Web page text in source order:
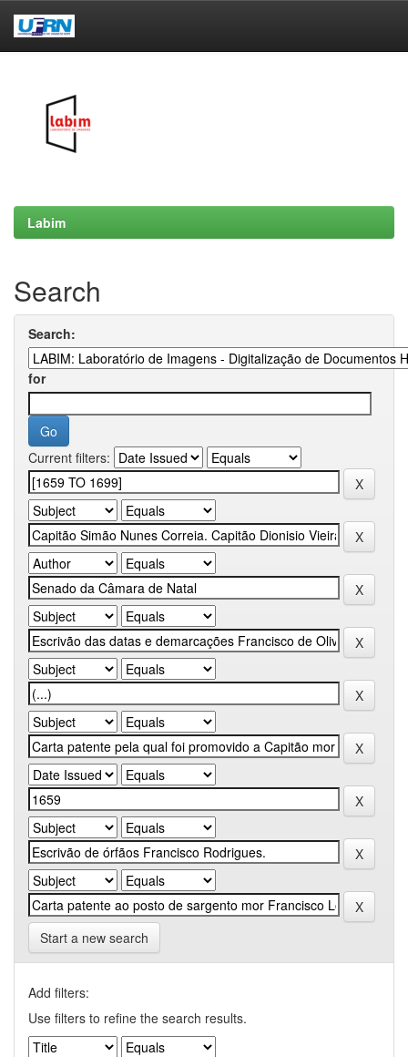
Labim
Search
Search:
for
Current filters:
Start a new search
Add filters:
Use filters to refine the search results.